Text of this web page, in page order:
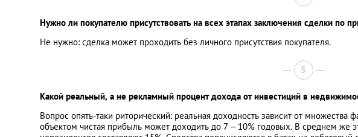
Нужно ли покупателю присутствовать на всех этапах заключения сделки по
Не нужно: сделка может проходить без личного присутствия покупателя.
5
Какой реальный, а не рекламный процент дохода от инвестиций в
Вопрос опять-таки риторический: реальная доходность зависит от
объектом чистая прибыль может доходить до 7 – 10% годовых. В среднем же